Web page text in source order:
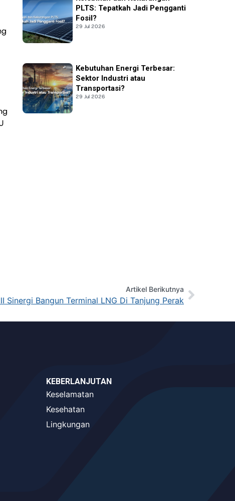
PLTS: Tepatkah Jadi Pengganti
Fosil?
29 Jul 2026
Kebutuhan Energi Terbesar:
Sektor Industri atau
Transportasi?
29 Jul 2026
Artikel Berikutnya
Sinergi Bangun Terminal LNG Di Tanjung Perak
KEBERLANJUTAN
Keselamatan
Kesehatan
Lingkungan